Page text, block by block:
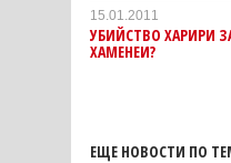
15.01.2011
УБИЙСТВО ХАРИРИ
ХАМЕНЕИ?
ЕЩЕ НОВОСТИ ПО